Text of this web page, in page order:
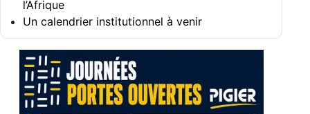
l’Afrique
Un calendrier institutionnel à venir